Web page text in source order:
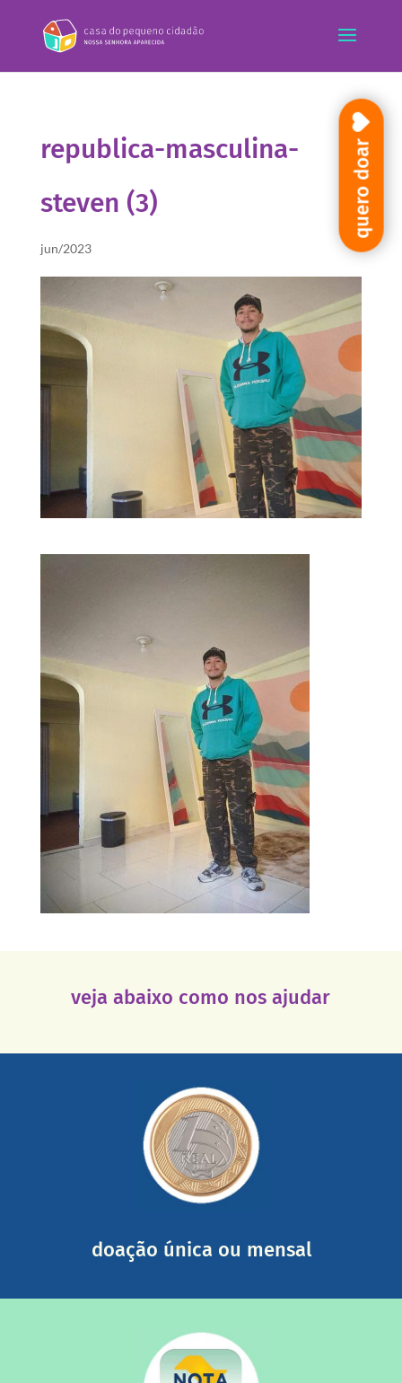
republica-masculina-
steven (3)
jun/2023
veja abaixo como nos ajudar
doação única ou mensal
mail mostrando tudo o que fizemos com a sua ajuda
somada a de outras pessoas.
saiba mais
quero doar